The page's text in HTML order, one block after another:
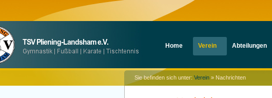
überspringen
Home Verein Abteilungen
Sie befinden sich unter: Verein » Nachrichten